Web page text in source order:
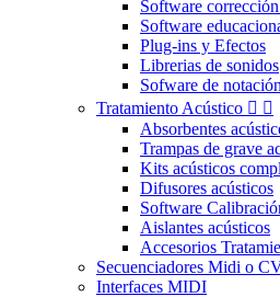
Software
Software
Plug-ins y Efectos
Librerias de sonidos
Sofware de notación
Tratamiento Acústico  
Absorbentes
Trampas de grave
Kits acústicos
Difusores acústicos
Software
Aislantes acústicos
Accesorios
Secuenciadores Midi o
Interfaces MIDI